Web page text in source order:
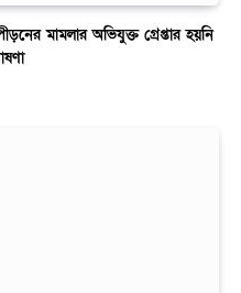
মামলার অভিযুক্ত গ্রেপ্তার হয়নি